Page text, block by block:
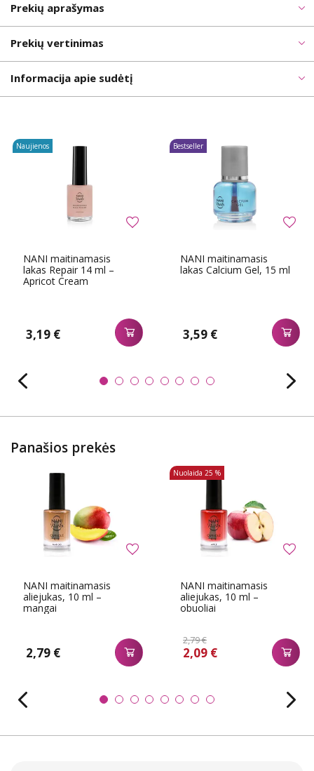
Prekių aprašymas
Prekių vertinimas
Informacija apie sudėtį
NANI maitinamasis
lakas Repair 14 ml –
Apricot Cream
3,19 €
Naujienos
NANI maitinamasis
lakas Calcium Gel, 15 ml
3,59 €
Bestseller
Panašios prekės
NANI maitinamasis
aliejukas, 10 ml –
mangai
2,79 €
NANI maitinamasis
aliejukas, 10 ml –
obuoliai
2,79 €
2,09 €
Nuolaida 25 %